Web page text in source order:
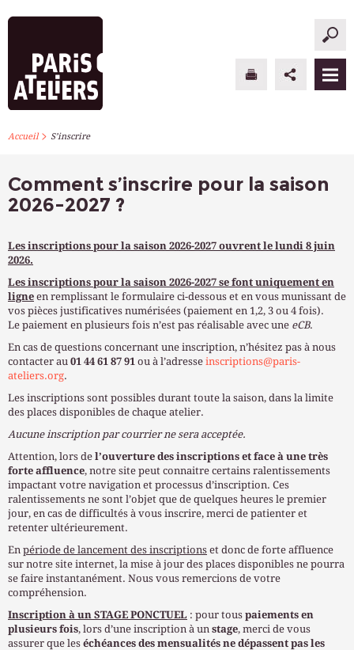
ATELIERS À L’ANNÉE
STAGES PONCTUELS
INFOS PRATIQUES
S’INSCRIRE
Accueil> S’inscrire
Comment s’inscrire pour la saison
2026-2027 ?
Les inscriptions pour la saison 2026-2027 ouvrent le lundi 8 juin
2026.
Les inscriptions pour la saison 2026-2027 se font uniquement en
ligne en remplissant le formulaire ci-dessous et en vous munissant de
vos pièces justificatives numérisées (paiement en 1,2, 3 ou 4 fois).
Le paiement en plusieurs fois n’est pas réalisable avec une eCB.
En cas de questions concernant une inscription, n’hésitez pas à nous
contacter au 01 44 61 87 91 ou à l’adresse inscriptions@paris-
ateliers.org.
Les inscriptions sont possibles durant toute la saison, dans la limite
des places disponibles de chaque atelier.
Aucune inscription par courrier ne sera acceptée.
Attention, lors de l’ouverture des inscriptions et face à une très
forte affluence, notre site peut connaitre certains ralentissements
impactant votre navigation et processus d’inscription. Ces
ralentissements ne sont l’objet que de quelques heures le premier
jour, en cas de difficultés à vous inscrire, merci de patienter et
retenter ultérieurement.
En période de lancement des inscriptions et donc de forte affluence
sur notre site internet, la mise à jour des places disponibles ne pourra
se faire instantanément. Nous vous remercions de votre
compréhension.
Inscription à un STAGE PONCTUEL : pour tous paiements en
plusieurs fois, lors d’une inscription à un stage, merci de vous
assurer que les échéances des mensualités ne dépassent pas les